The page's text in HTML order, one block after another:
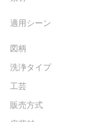
適用シーン
図柄
洗浄タイプ
工芸
販売方式